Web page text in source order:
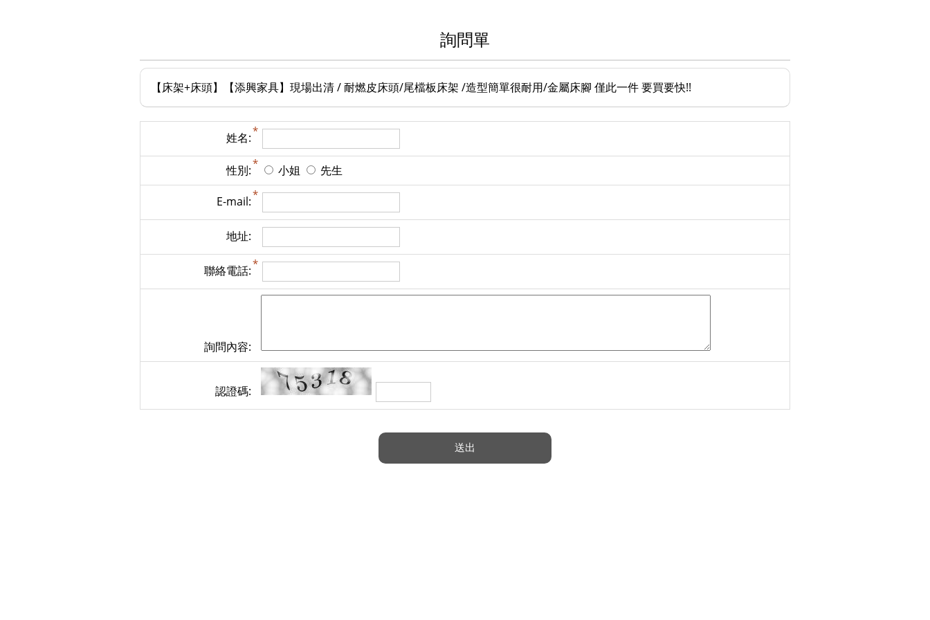
詢問單
【床架+床頭】【添興家具】現場出清 / 耐燃皮床頭/尾檔板床架 /造型簡單很耐用/金屬床腳 僅此一件 要買要快!!
姓名:
性別: 小姐 先生
E-mail:
地址:
聯絡電話:
詢問內容:
認證碼: